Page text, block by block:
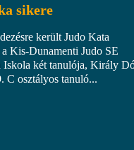
sikere
került Judo Kata
Kis-Dunamenti Judo SE
Iskola két tanulója, Király
C osztályos tanuló...